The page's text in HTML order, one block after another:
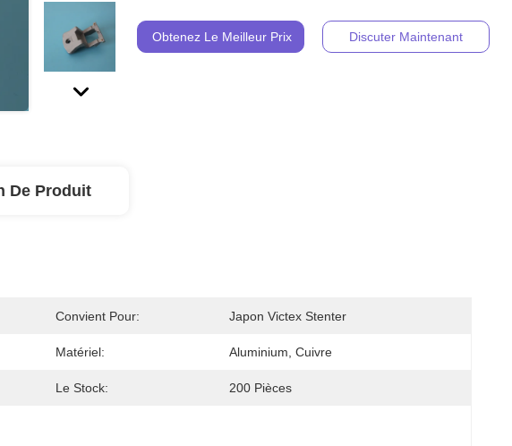
Obtenez Le Meilleur Prix Discuter Maintenant
De Produit
Convient Pour: Japon Victex Stenter
Matériel: Aluminium, Cuivre
Le Stock: 200 Pièces